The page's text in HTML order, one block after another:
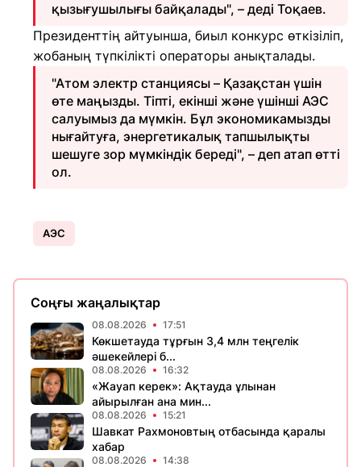
қызығушылығы байқалады", – деді Тоқаев.
Президенттің айтуынша, биыл конкурс өткізіліп,
жобаның түпкілікті операторы анықталады.
"Атом электр станциясы – Қазақстан үшін
өте маңызды. Тіпті, екінші және үшінші АЭС
салуымыз да мүмкін. Бұл экономикамызды
нығайтуға, энергетикалық тапшылықты
шешуге зор мүмкіндік береді", – деп атап өтті
ол.
АЭС
Соңғы жаңалықтар
08.08.2026 17:51
Көкшетауда тұрғын 3,4 млн теңгелік
әшекейлері б...
08.08.2026 16:32
«Жауап керек»: Ақтауда ұлынан
айырылған ана мин...
08.08.2026 15:21
Шавкат Рахмоновтың отбасында қаралы
хабар
08.08.2026 14:38